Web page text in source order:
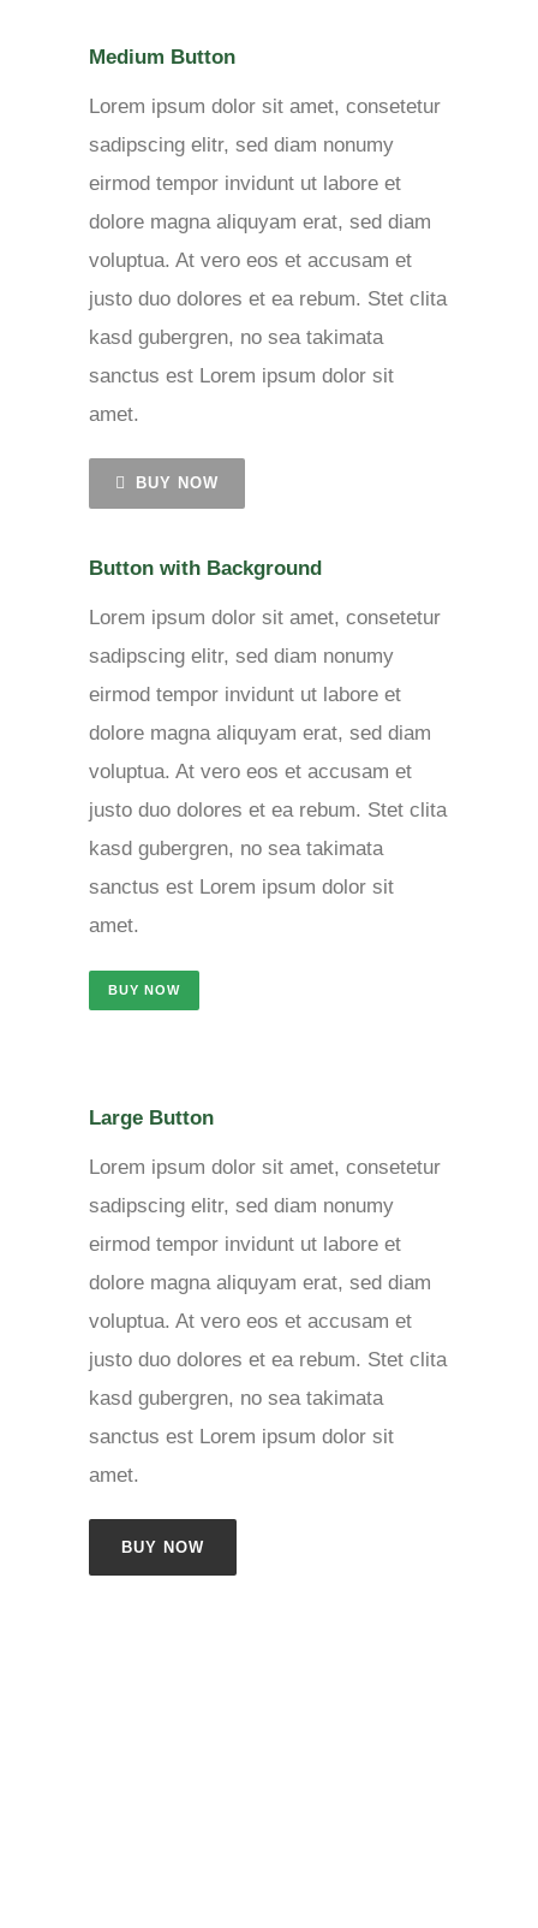
Medium Button
Lorem ipsum dolor sit amet, consetetur
sadipscing elitr, sed diam nonumy
eirmod tempor invidunt ut labore et
dolore magna aliquyam erat, sed diam
voluptua. At vero eos et accusam et
justo duo dolores et ea rebum. Stet clita
kasd gubergren, no sea takimata
sanctus est Lorem ipsum dolor sit
amet.
BUY NOW
Button with Background
Lorem ipsum dolor sit amet, consetetur
sadipscing elitr, sed diam nonumy
eirmod tempor invidunt ut labore et
dolore magna aliquyam erat, sed diam
voluptua. At vero eos et accusam et
justo duo dolores et ea rebum. Stet clita
kasd gubergren, no sea takimata
sanctus est Lorem ipsum dolor sit
amet.
BUY NOW
Large Button
Lorem ipsum dolor sit amet, consetetur
sadipscing elitr, sed diam nonumy
eirmod tempor invidunt ut labore et
dolore magna aliquyam erat, sed diam
voluptua. At vero eos et accusam et
justo duo dolores et ea rebum. Stet clita
kasd gubergren, no sea takimata
sanctus est Lorem ipsum dolor sit
amet.
BUY NOW